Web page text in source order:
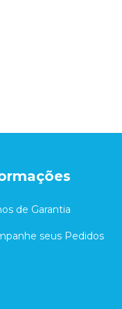
de Garantia
seus Pedidos